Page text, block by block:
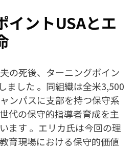
イントUSAとエ
の死後、ターニングポイン
ました 。同組織は全米3,500
ンパスに支部を持つ保守系
代の保守的指導者育成を主
ます 。エリカ氏は今回の理
育現場における保守的価値